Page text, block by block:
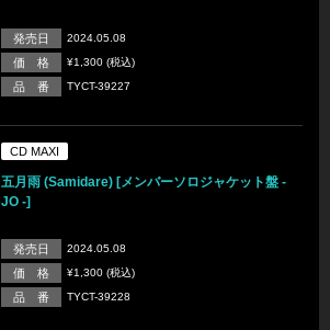
発売日 2024.05.08
価 格 ¥1,300 (税込)
品 番 TYCT-39227
CD MAXI
五月雨 (Samidare) [メンバーソロジャケット盤 -
JO -]
発売日 2024.05.08
価 格 ¥1,300 (税込)
品 番 TYCT-39228